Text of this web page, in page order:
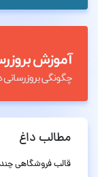
مطالب داغ